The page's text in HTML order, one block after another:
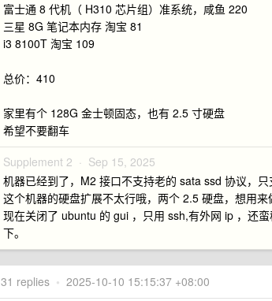
富士通 8 代机（ H310 芯片组）准系统，咸鱼 220
三星 8G 笔记本内存 淘宝 81
i3 8100T 淘宝 109
总价：410
家里有个 128G 金士顿固态，也有 2.5 寸硬盘
希望不要翻车
Supplement 2 · Sep 15, 2025
机器已经到了，M2 接口不支持老的 sata ssd 协议，
这个机器的硬盘扩展不太行哦，两个 2.5 硬盘，想用
现在关闭了 ubuntu 的 gui ，只用 ssh,有外网 ip ，还
下。
31 replies • 2025-10-10 15:15:37 +08:00